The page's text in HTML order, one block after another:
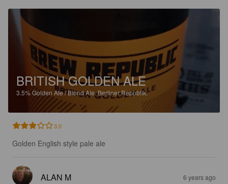
BRITISH GOLDEN ALE
3.5%Golden Ale / Blond Ale.Berliner Republik.
3.0
Golden English style pale ale
ALAN M 6 years ago